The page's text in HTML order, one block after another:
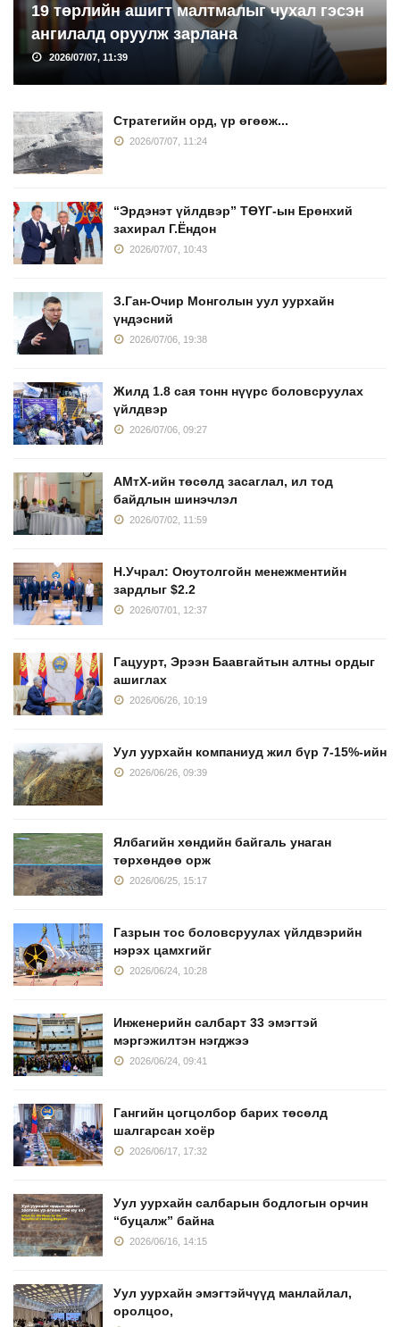
19 төрлийн ашигт малтмалыг чухал гэсэн
ангилалд оруулж зарлана
2026/07/07, 11:39
Стратегийн орд, үр өгөөж...
2026/07/07, 11:24
“Эрдэнэт үйлдвэр” ТӨҮГ-ын Ерөнхий
захирал Г.Ёндон
2026/07/07, 10:43
З.Ган-Очир Монголын уул уурхайн
үндэсний
2026/07/06, 19:38
Жилд 1.8 сая тонн нүүрс боловсруулах
үйлдвэр
2026/07/06, 09:27
АМтХ-ийн төсөлд засаглал, ил тод
байдлын шинэчлэл
2026/07/02, 11:59
Н.Учрал: Оюутолгойн менежментийн
зардлыг $2.2
2026/07/01, 12:37
Гацуурт, Эрээн Баавгайтын алтны ордыг
ашиглах
2026/06/26, 10:19
Уул уурхайн компаниуд жил бүр 7-15%-ийн
2026/06/26, 09:39
Ялбагийн хөндийн байгаль унаган
төрхөндөө орж
2026/06/25, 15:17
Газрын тос боловсруулах үйлдвэрийн
нэрэх цамхгийг
2026/06/24, 10:28
Инженерийн салбарт 33 эмэгтэй
мэргэжилтэн нэгджээ
2026/06/24, 09:41
Гангийн цогцолбор барих төсөлд
шалгарсан хоёр
2026/06/17, 17:32
Уул уурхайн салбарын бодлогын орчин
“буцалж” байна
2026/06/16, 14:15
Уул уурхайн эмэгтэйчүүд манлайлал,
оролцоо,